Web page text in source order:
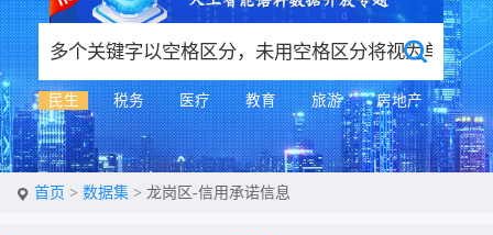
民生 税务 医疗 教育 旅游 房地产
首页 >数据集 >龙岗区-信用承诺信息